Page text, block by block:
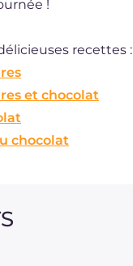
!
recettes :
et chocolat
chocolat